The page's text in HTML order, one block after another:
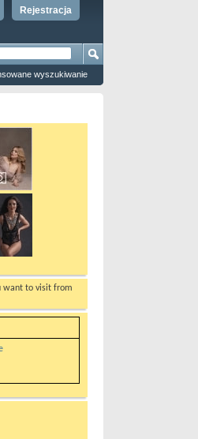
Rejestracja
wyszukiwanie
want to visit from